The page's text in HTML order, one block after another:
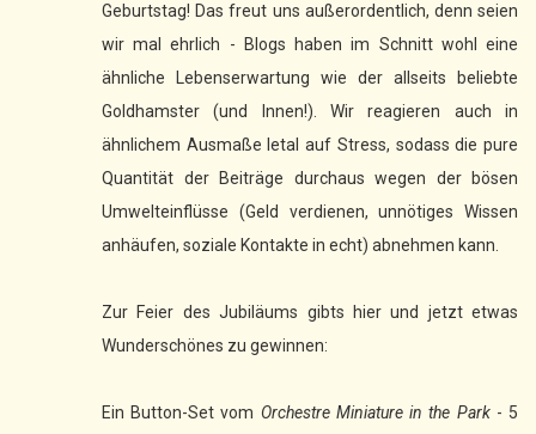
Geburtstag! Das freut uns außerordentlich, denn seien
wir mal ehrlich - Blogs haben im Schnitt wohl eine
ähnliche Lebenserwartung wie der allseits beliebte
Goldhamster (und Innen!). Wir reagieren auch in
ähnlichem Ausmaße letal auf Stress, sodass die pure
Quantität der Beiträge durchaus wegen der bösen
Umwelteinflüsse (Geld verdienen, unnötiges Wissen
anhäufen, soziale Kontakte in echt) abnehmen kann.
Zur Feier des Jubiläums gibts hier und jetzt etwas
Wunderschönes zu gewinnen:
Ein Button-Set vom Orchestre Miniature in the Park- 5